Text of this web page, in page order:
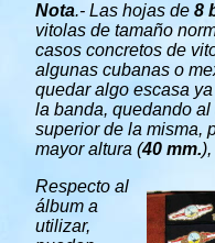
Nota.- Las hojas de 8
vitolas de tamaño
casos concretos de
algunas cubanas o
quedar algo escasa
la banda, quedando
superior de la misma,
mayor altura (40 mm.
Respecto al
álbum a
utilizar,